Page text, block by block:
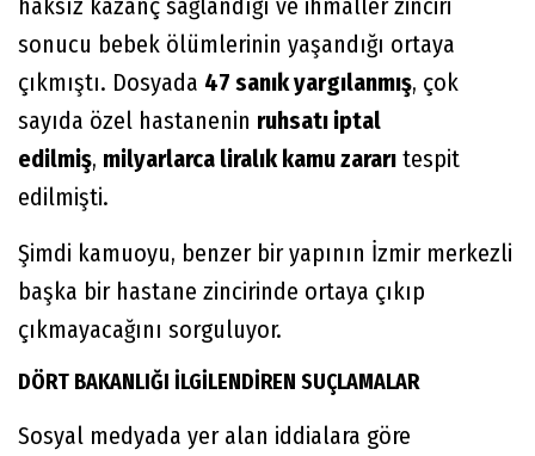
haksız kazanç sağlandığı ve ihmaller zinciri
sonucu bebek ölümlerinin yaşandığı ortaya
çıkmıştı. Dosyada 47 sanık yargılanmış, çok
sayıda özel hastanenin ruhsatı iptal
edilmiş, milyarlarca liralık kamu zararı tespit
edilmişti.
Şimdi kamuoyu, benzer bir yapının İzmir merkezli
başka bir hastane zincirinde ortaya çıkıp
çıkmayacağını sorguluyor.
DÖRT BAKANLIĞI İLGİLENDİREN SUÇLAMALAR
Sosyal medyada yer alan iddialara göre